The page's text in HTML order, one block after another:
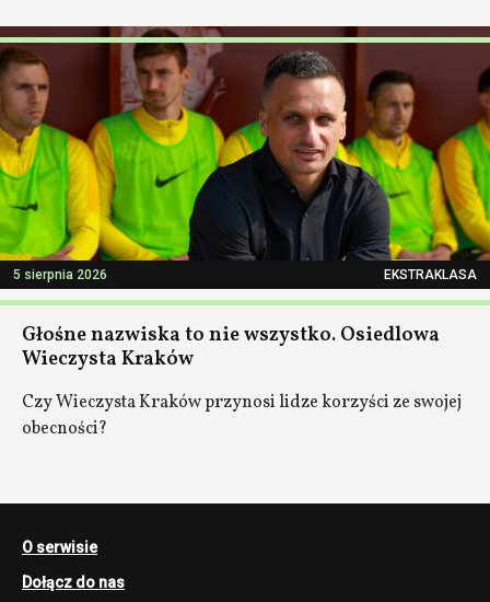
5 sierpnia 2026 EKSTRAKLASA
Głośne nazwiska to nie wszystko. Osiedlowa
Wieczysta Kraków
Czy Wieczysta Kraków przynosi lidze korzyści ze swojej
obecności?
O serwisie
Dołącz do nas